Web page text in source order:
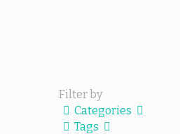
Filter by
Categories
Tags